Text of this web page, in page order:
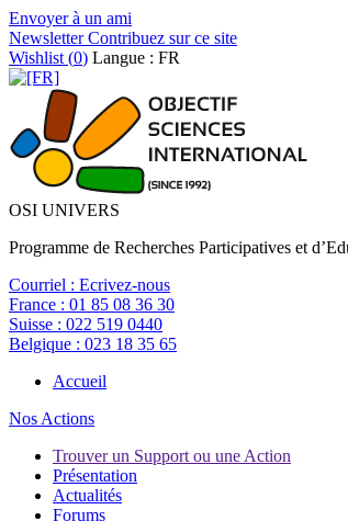
Envoyer à un ami
NewsletterContribuez sur ce site
Wishlist (0) Langue : FR
OSI UNIVERS
Programme de Recherches Participatives et
Courriel : Ecrivez-nous
France : 01 85 08 36 30
Suisse : 022 519 0440
Belgique : 023 18 35 65
Accueil
Nos Actions
Trouver un Support ou une Action
Présentation
Actualités
Forums